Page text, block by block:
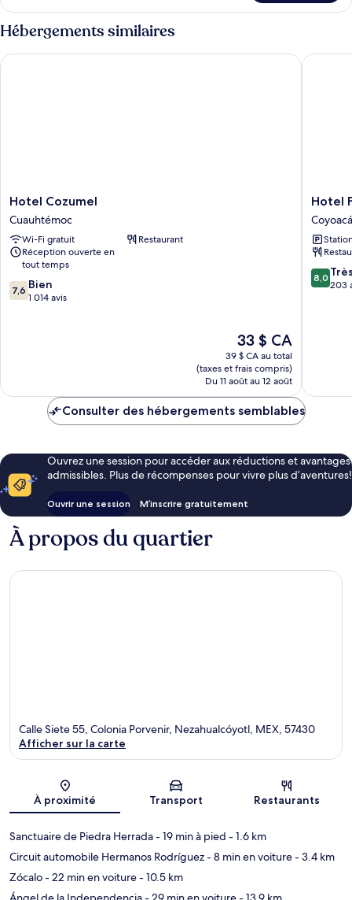
double,
1
lit
double
Chambre
Standard
double,
lit
Hébergements similaires
Hotel
Cozumel
Cuauhtémoc
Hotel Cozumel
Cuauhtémoc
Wi-Fi gratuit
Restaurant
Réception ouverte en
tout temps
7.6
sur
7,6 Bien
1 014 avis
Le
prix
est
de
33 $ CA
33 $ CA
39 $ CA au total
(taxes et frais compris)
Du 11 août au 12 août
Hotel Cozumel
Hotel
Hotel
8.0
sur
8,0
203
Hotel
Consulter des hébergements semblables
Ouvrez une session pour accéder aux réductions et avantages
admissibles. Plus de récompenses pour vivre plus d’aventures!
Ouvrir une session M’inscrire gratuitement
À propos du quartier
Carte
Calle Siete 55, Colonia Porvenir, Nezahualcóyotl, MEX, 57430
Afficher sur la carte
À proximité Transport Restaurants
Sanctuaire de Piedra Herrada- 19 min à pied - 1.6 km
Circuit automobile Hermanos Rodríguez- 8 min en voiture- 3.4 km
Zócalo- 22 min en voiture- 10.5 km